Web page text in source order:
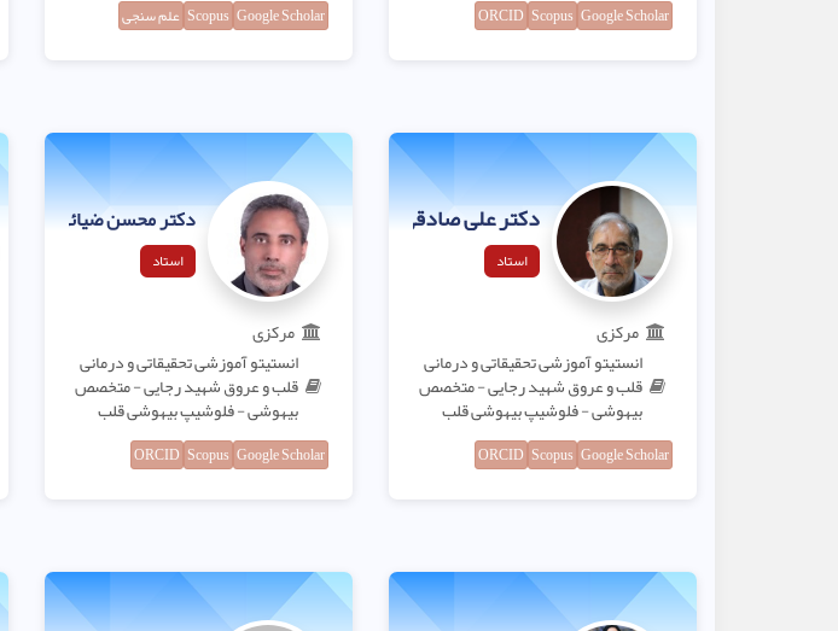
Google Scholar
Scopus
ORCID
Google Scholar
Scopus علم سنجی
دکتر علی صادقی
استاد
مرکزی
انستیتو آموزشی تحقیقاتی و درمانی
قلب و عروق شهید رجایی - متخصص
بیهوشی - فلوشیپ بیهوشی قلب
Google Scholar
Scopus
ORCID
دکتر محسن ضیائی فرد
استاد
مرکزی
انستیتو آموزشی تحقیقاتی و درمانی
قلب و عروق شهید رجایی - متخصص
بیهوشی - فلوشیپ بیهوشی قلب
Google Scholar
Scopus
ORCID